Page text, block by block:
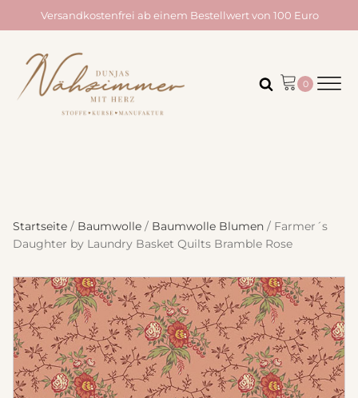
Versandkostenfrei ab einem Bestellwert von 100 Euro
Startseite / Baumwolle / Baumwolle Blumen / Farmer´s
Daughter by Laundry Basket Quilts Bramble Rose